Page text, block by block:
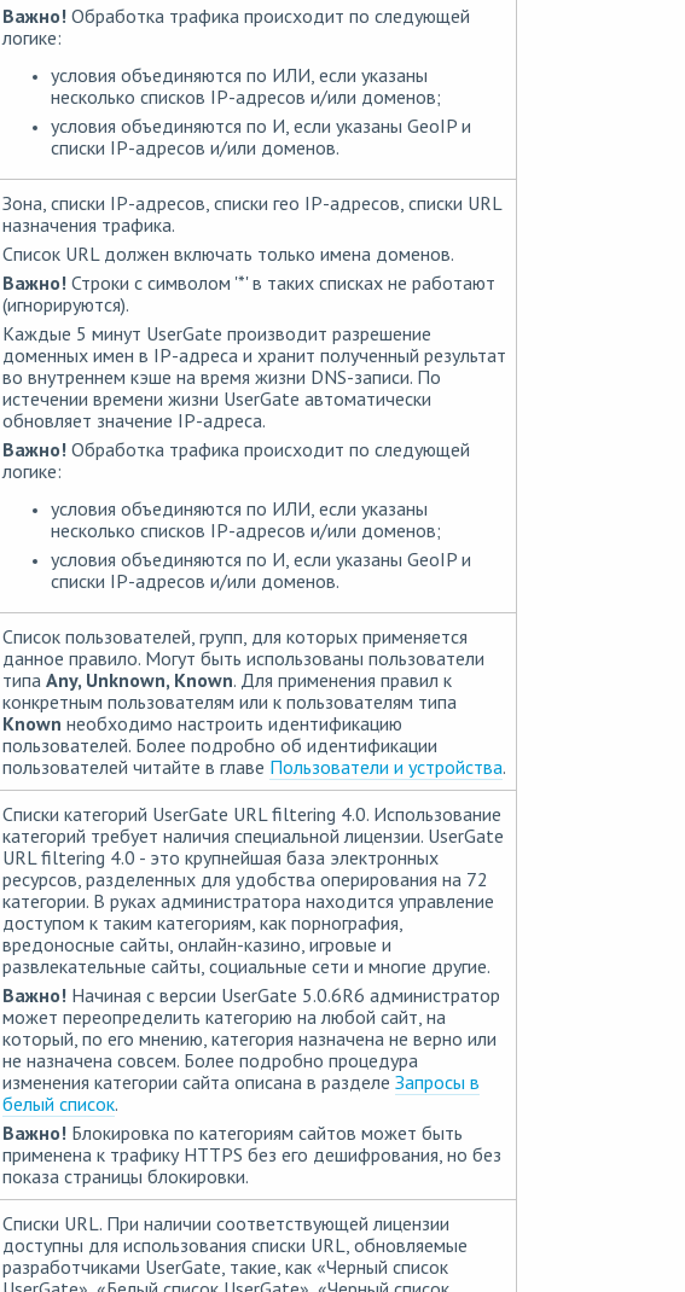
Важно!Обработка трафика происходит по следующей
логике:
условия объединяются по ИЛИ, если указаны
несколько списков IP-адресов и/или доменов;
условия объединяются по И, если указаны GeoIP и
списки IP-адресов и/или доменов.
Зона, списки IP-адресов, списки гео IP-адресов, списки URL
назначения трафика.
Список URL должен включать только имена доменов.
Важно! Строки с символом '*' в таких списках не работают
(игнорируются).
Каждые 5 минут UserGate производит разрешение
доменных имен в IP-адреса и хранит полученный результат
во внутреннем кэше на время жизни DNS-записи. По
истечении времени жизни UserGate автоматически
обновляет значение IP-адреса.
Важно!Обработка трафика происходит по следующей
логике:
условия объединяются по ИЛИ, если указаны
несколько списков IP-адресов и/или доменов;
условия объединяются по И, если указаны GeoIP и
списки IP-адресов и/или доменов.
Список пользователей, групп, для которых применяется
данное правило. Могут быть использованы пользователи
типа Any, Unknown, Known. Для применения правил к
конкретным пользователям или к пользователям типа
Known необходимо настроить идентификацию
пользователей. Более подробно об идентификации
пользователей читайте в главе Пользователи и устройства.
Списки категорий UserGate URL filtering 4.0. Использование
категорий требует наличия специальной лицензии. UserGate
URL filtering 4.0 - это крупнейшая база электронных
ресурсов, разделенных для удобства оперирования на 72
категории. В руках администратора находится управление
доступом к таким категориям, как порнография,
вредоносные сайты, онлайн-казино, игровые и
развлекательные сайты, социальные сети и многие другие.
Важно!Начиная с версии UserGate 5.0.6R6 администратор
может переопределить категорию на любой сайт, на
который, по его мнению, категория назначена не верно или
не назначена совсем. Более подробно процедура
изменения категории сайта описана в разделе Запросы в
белый список.
Важно!Блокировка по категориям сайтов может быть
применена к трафику HTTPS без его дешифрования, но без
показа страницы блокировки.
Списки URL. При наличии соответствующей лицензии
доступны для использования списки URL, обновляемые
разработчиками UserGate, такие, как «Черный список